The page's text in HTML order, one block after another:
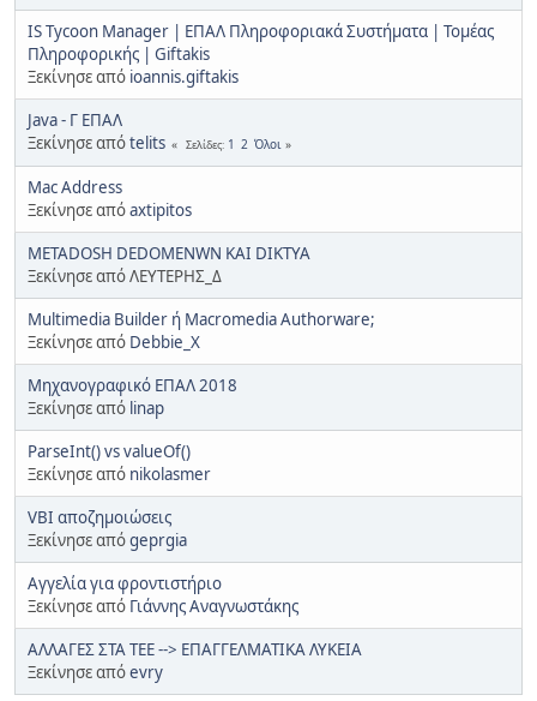
IS Tycoon Manager | ΕΠΑΛ Πληροφοριακά Συστήματα | Τομέας
Πληροφορικής | Giftakis
Ξεκίνησε από ioannis.giftakis
Java - Γ ΕΠΑΛ
Ξεκίνησε απόtelits Σελίδες 1 2 Όλοι
Mac Address
Ξεκίνησε απόaxtipitos
METADOSH DEDOMENWN KAI DIKTYA
Ξεκίνησε από ΛΕΥΤΕΡΗΣ_Δ
Multimedia Builder ή Macromedia Authorware;
Ξεκίνησε από Debbie_X
Mηχανογραφικό ΕΠΑΛ 2018
Ξεκίνησε από linap
ParseInt() vs valueOf()
Ξεκίνησε από nikolasmer
VBI αποζημοιώσεις
Ξεκίνησε απόgeprgia
Αγγελία για φροντιστήριο
Ξεκίνησε από Γιάννης Αναγνωστάκης
ΑΛΛΑΓΕΣ ΣΤΑ ΤΕΕ --> ΕΠΑΓΓΕΛΜΑΤΙΚΑ ΛΥΚΕΙΑ
Ξεκίνησε απόevry